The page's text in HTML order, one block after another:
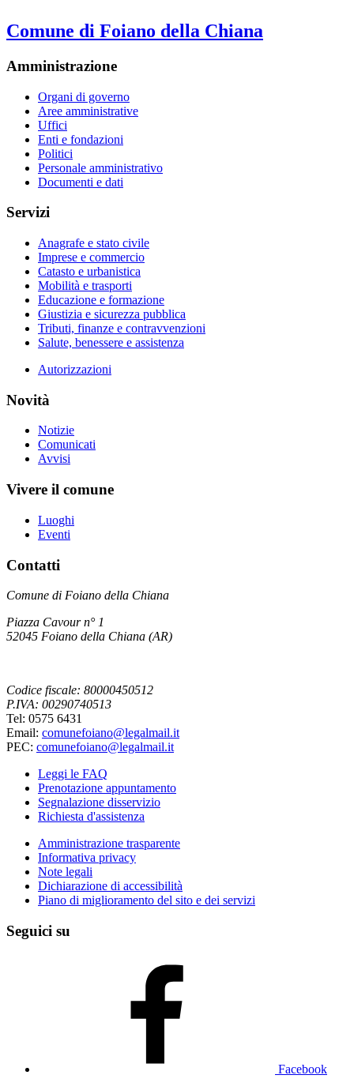
Comune di Foiano della Chiana
Amministrazione
Organi di governo
Aree amministrative
Uffici
Enti e fondazioni
Politici
Personale amministrativo
Documenti e dati
Servizi
Anagrafe e stato civile
Imprese e commercio
Catasto e urbanistica
Mobilità e trasporti
Educazione e formazione
Giustizia e sicurezza pubblica
Tributi, finanze e contravvenzioni
Salute, benessere e assistenza
Autorizzazioni
Novità
Notizie
Comunicati
Avvisi
Vivere il comune
Luoghi
Eventi
Contatti
Comune di Foiano della Chiana
Piazza Cavour n° 1
52045 Foiano della Chiana (AR)
Codice fiscale: 80000450512
P.IVA: 00290740513
Tel: 0575 6431
Email: comunefoiano@legalmail.it
PEC: comunefoiano@legalmail.it
Leggi le FAQ
Prenotazione appuntamento
Segnalazione disservizio
Richiesta d'assistenza
Amministrazione trasparente
Informativa privacy
Note legali
Dichiarazione di accessibilità
Piano di miglioramento del sito e dei servizi
Seguici su
Facebook